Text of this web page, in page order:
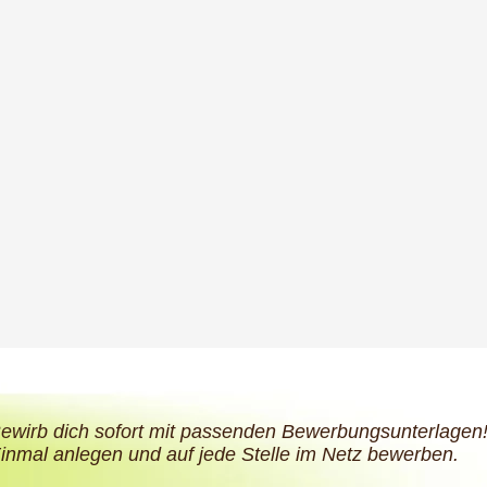
dich sofort mit passenden Bewerbungsunterlagen!
anlegen und auf jede Stelle im Netz bewerben.